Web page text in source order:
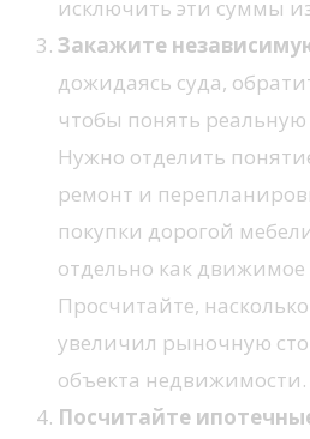
исключить эти суммы
Закажите
дожидаясь суда,
чтобы понять
Нужно отделить
ремонт и
покупки дорогой
отдельно как
Просчитайте,
увеличил рыночную
объекта недвижимости.
Посчитайте